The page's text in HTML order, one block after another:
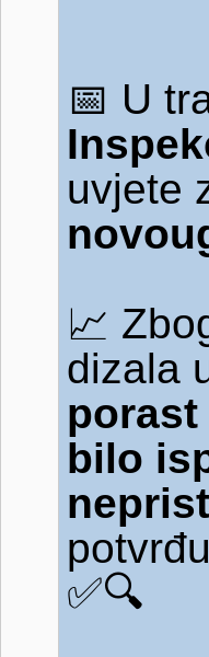
📅 U
uvjete
📈
dizala
bilo
✅🔍